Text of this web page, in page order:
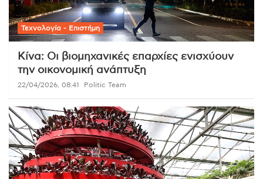
Τεχνολογία - Επιστήμη
Κίνα: Οι βιομηχανικές επαρχίες ενισχύουν
την οικονομική ανάπτυξη
22/04/2026, 08:41 Politic Team